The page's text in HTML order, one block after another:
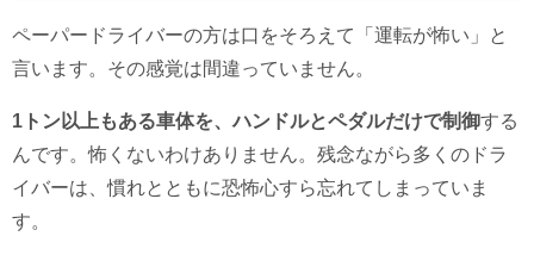
ペーパードライバーの方は口をそろえて「運転が怖い」と
言います。その感覚は間違っていません。
1トン以上もある車体を、ハンドルとペダルだけで制御する
んです。怖くないわけありません。残念ながら多くのドラ
イバーは、慣れとともに恐怖心すら忘れてしまっていま
す。